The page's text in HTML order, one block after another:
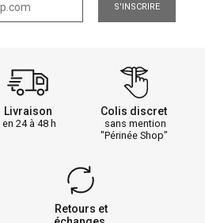
S'INSCRIRE
Livraison
en 24 à 48 h
Colis discret
sans mention
"Périnée Shop"
Retours et